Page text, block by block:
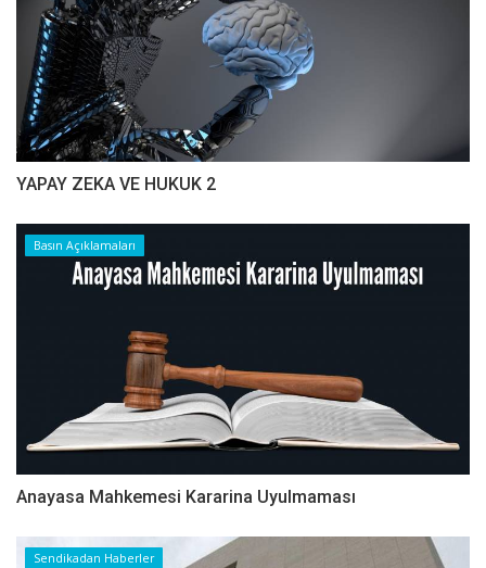
YAPAY ZEKA VE HUKUK 2
Basın Açıklamaları
Anayasa Mahkemesi Kararina Uyulmaması
Sendikadan Haberler